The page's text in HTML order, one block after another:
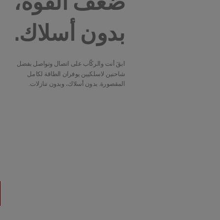
بدون أسلاك.
ابقَ أنت والركّاب على اتصال وتواصل بفضل
شاحنين لاسلكيين يوفران الطاقة لكامل
المقصورة. بدون أسلاك، وبدون تنازلات.